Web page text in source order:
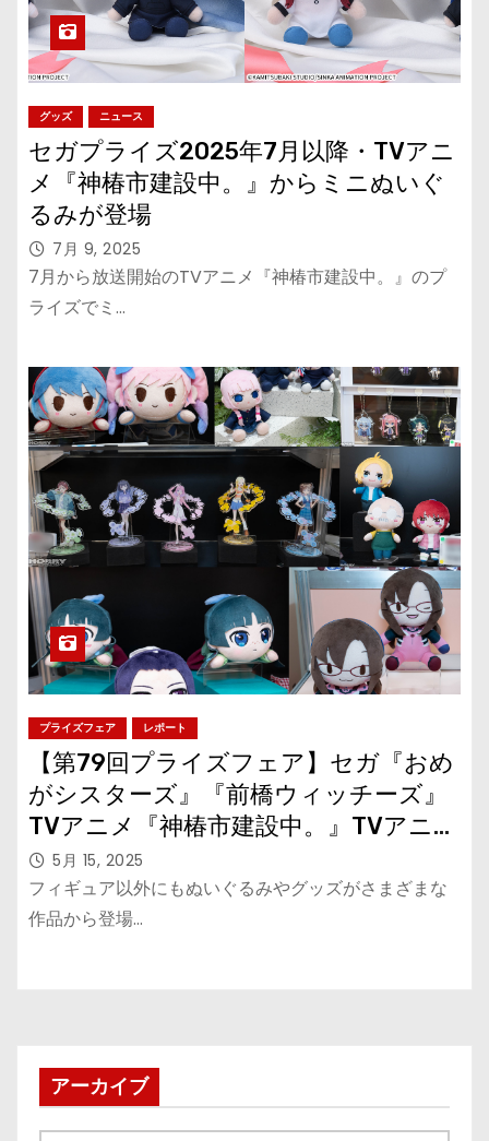
グッズ ニュース
セガプライズ2025年7月以降・TVアニ
メ『神椿市建設中。』からミニぬいぐ
るみが登場
7月 9, 2025
7月から放送開始のTVアニメ『神椿市建設中。』のプ
ライズでミ…
プライズフェア レポート
【第79回プライズフェア】セガ『おめ
がシスターズ』『前橋ウィッチーズ』
TVアニメ『神椿市建設中。』TVアニメ
「紫雲寺家の子供たち」TVアニメ『薬
屋のひとりごと』TVアニメ
『SAKAMOTO DAYS』『エヴァンゲリ
5月 15, 2025
フィギュア以外にもぬいぐるみやグッズがさまざまな
作品から登場…
アーカイブ